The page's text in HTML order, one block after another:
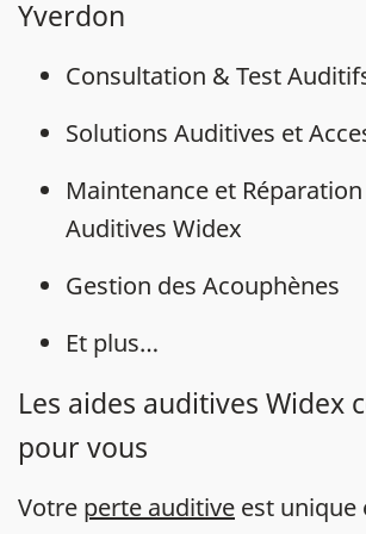
Yverdon
Consultation & Test
Solutions Auditives et
Maintenance et
Auditives Widex
Gestion des Acouphènes
Et plus…
Les aides auditives Widex
pour vous
Votre perte auditive est unique